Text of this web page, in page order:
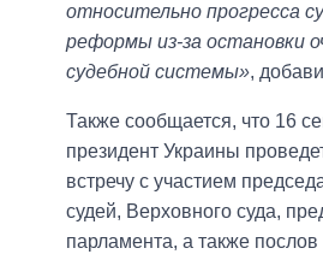
относительно прогресса
реформы из-за остановки
судебной системы»,
Также сообщается, что 16
президент Украины
встречу с участием
судей, Верховного суда,
парламента, а также